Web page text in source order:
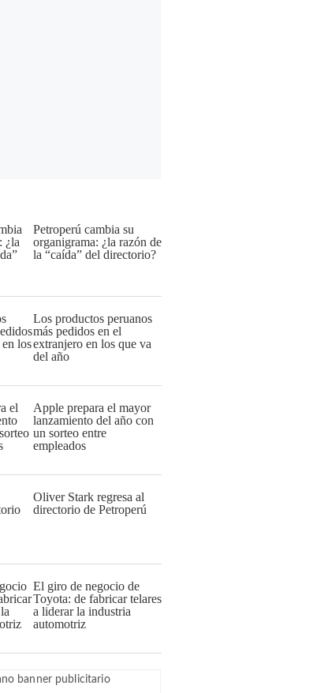
Petroperú cambia su
organigrama: ¿la razón de
la “caída” del directorio?
Los productos peruanos
más pedidos en el
extranjero en los que va
del año
Apple prepara el mayor
lanzamiento del año con
un sorteo entre
empleados
Oliver Stark regresa al
directorio de Petroperú
El giro de negocio de
Toyota: de fabricar telares
a liderar la industria
automotriz